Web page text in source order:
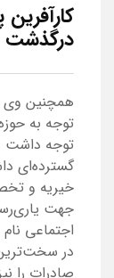
درگذشت
همچنین وی
توجه به
توجه داشت
گسترده‌ای
خیریه و
جهت
اجتماعی
در سخت‌ترین
صادرات را